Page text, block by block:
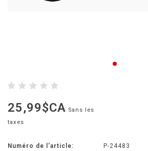
25,99$CA Sans les
taxes
Numéro de l'article:
P-24483